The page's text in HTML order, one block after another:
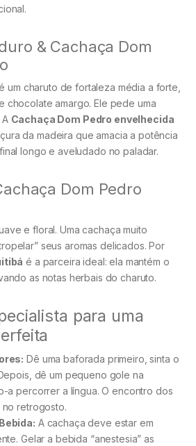
& Cachaça Dom
um charuto de fortaleza média a forte,
chocolate amargo. Ele pede uma
Cachaça Dom Pedro envelhecida
da madeira que amacia a potência
longo e aveludado no paladar.
Dom Pedro
e floral. Uma cachaça muito
seus aromas delicados. Por
é a parceira ideal: ela mantém o
as notas herbais do charuto.
para uma
Dê uma baforada primeiro, sinta o
dê um pequeno gole na
a percorrer a língua. O encontro dos
retrogosto.
A cachaça deve estar em
Gelar a bebida “anestesia” as